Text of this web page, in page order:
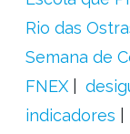
Rio das
Semana de
FNEX
indicadores